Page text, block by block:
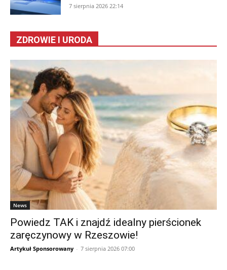
7 sierpnia 2026 22:14
ZDROWIE I URODA
News
Powiedz TAK i znajdź idealny pierścionek
zaręczynowy w Rzeszowie!
Artykuł Sponsorowany - 7 sierpnia 2026 07:00